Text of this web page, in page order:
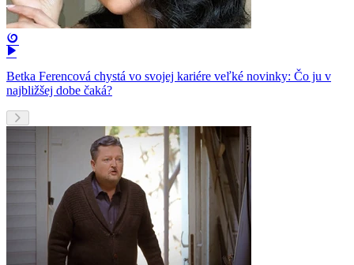
Betka Ferencová chystá vo svojej kariére veľké novinky: Čo ju v
najbližšej dobe čaká?